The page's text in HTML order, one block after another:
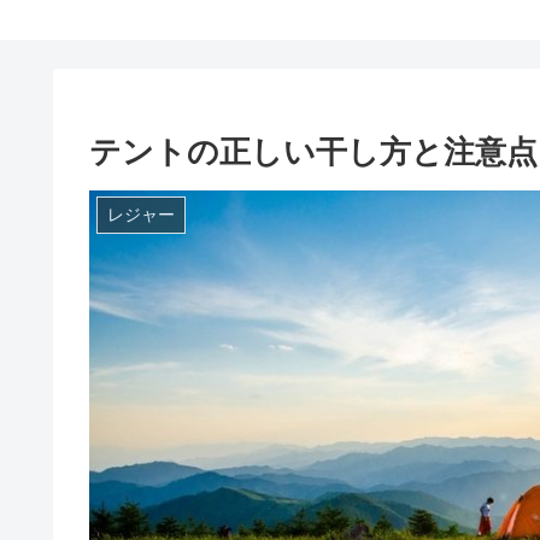
テントの正しい干し方と注意
レジャー